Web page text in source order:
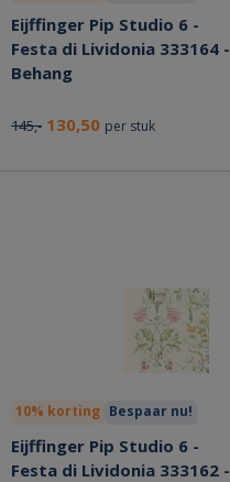
Eijffinger Pip Studio 6 -
Festa di Lividonia 333164 -
Behang
145,- 130,50 per stuk
10% korting Bespaar nu!
Eijffinger Pip Studio 6 -
Festa di Lividonia 333162 -